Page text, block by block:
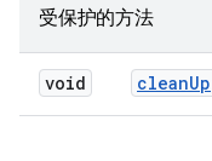
受保护的方法
void cleanUp